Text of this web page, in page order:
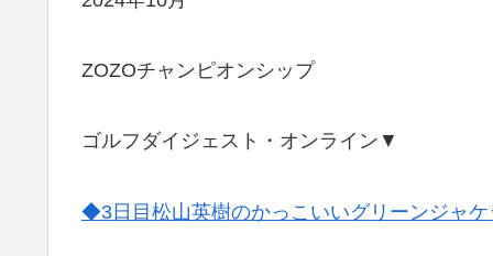
ZOZOチャンピオンシップ
ゴルフダイジェスト・オンライン▼
◆3日目松山英樹のかっこいいグリーンジャ